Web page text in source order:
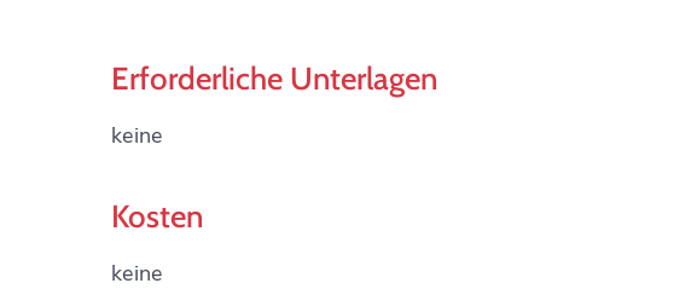
Erforderliche Unterlagen
keine
Kosten
keine